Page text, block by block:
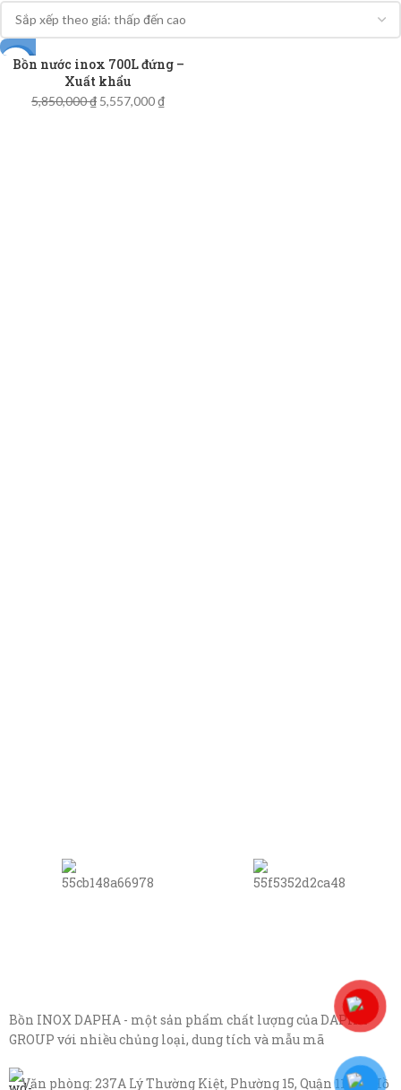
-5%
Bồn nước inox 700L đứng –
Xuất khẩu
5,850,000₫ 5,557,000₫
Bồn INOX DAPHA - một sản phẩm chất lượng của DAPHA
GROUP với nhiều chủng loại, dung tích và mẫu mã
Văn phòng: 237A Lý Thường Kiệt, Phường 15, Quận 11, TP Hồ